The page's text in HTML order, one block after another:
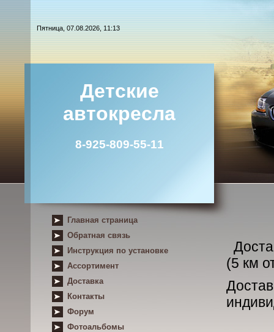
Пятница, 07.08.2026, 11:13
Детские
автокресла
8-925-809-55-11
Главная страница
Обратная связь
Инструкция по установке
Ассортимент
Доставка
Контакты
Форум
Фотоальбомы
(5 км